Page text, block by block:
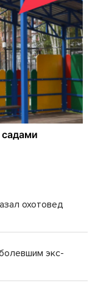
охотовед
экс-